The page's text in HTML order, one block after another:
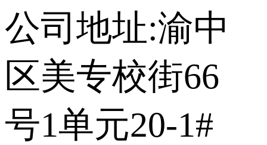
公司地址:渝中
区美专校街66
号1单元20-1#